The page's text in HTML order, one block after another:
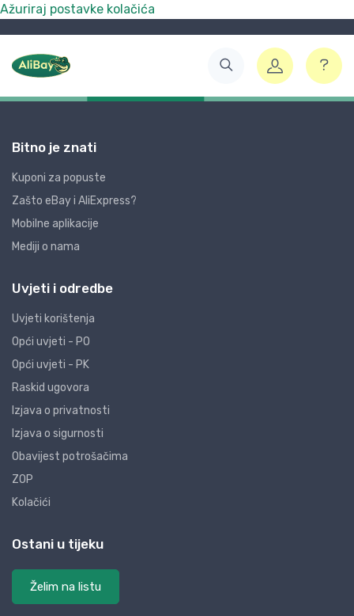
Ažuriraj postavke kolačića
Bitno je znati
Kuponi za popuste
Zašto eBay i AliExpress?
Mobilne aplikacije
Mediji o nama
Uvjeti i odredbe
Uvjeti korištenja
Opći uvjeti - PO
Opći uvjeti - PK
Raskid ugovora
Izjava o privatnosti
Izjava o sigurnosti
Obavijest potrošačima
ZOP
Kolačići
Ostani u tijeku
Želim na listu